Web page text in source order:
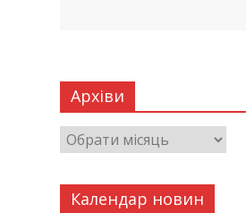
Архіви
Календар новин